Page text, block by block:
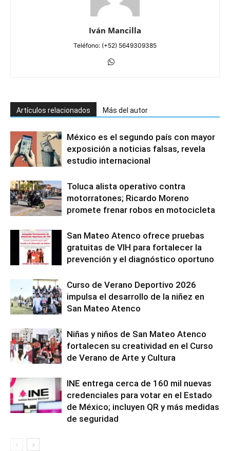
Iván Mancilla
Teléfono: (+52) 5649309385
Artículos relacionados Más del autor
México es el segundo país con mayor
exposición a noticias falsas, revela
estudio internacional
Toluca alista operativo contra
motorratones; Ricardo Moreno
promete frenar robos en motocicleta
San Mateo Atenco ofrece pruebas
gratuitas de VIH para fortalecer la
prevención y el diagnóstico oportuno
Curso de Verano Deportivo 2026
impulsa el desarrollo de la niñez en
San Mateo Atenco
Niñas y niños de San Mateo Atenco
fortalecen su creatividad en el Curso
de Verano de Arte y Cultura
INE entrega cerca de 160 mil nuevas
credenciales para votar en el Estado
de México; incluyen QR y más medidas
de seguridad